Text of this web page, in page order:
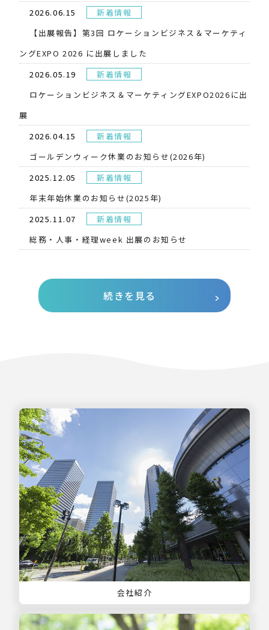
2026.06.15
新着情報
【出展報告】第3回 ロケーションビジネス＆マーケティ
ングEXPO 2026 に出展しました
2026.05.19
新着情報
​ロケーションビジネス＆マーケティングEXPO2026に出
展
2026.04.15
新着情報
ゴールデンウィーク休業のお知らせ(2026年)
2025.12.05
新着情報
年末年始休業のお知らせ(2025年)
2025.11.07
新着情報
総務・人事・経理week 出展のお知らせ
続きを見る
会社紹介